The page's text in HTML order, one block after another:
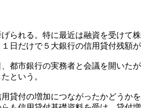
れる。特に最近は融資を受けて
だけで５大銀行の信用貸付残額
都市銀行の実務者と会議を開いた
という。
貸付の増加につながったかどうか